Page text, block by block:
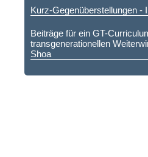
Kurz-Gegenüberstellungen -
Beiträge für ein GT-
transgenerationellen
Shoa